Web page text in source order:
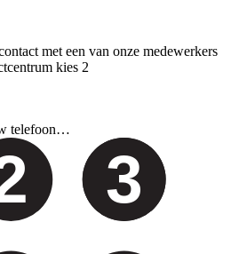
met een van onze medewerkers
kies 2
telefoon…
3